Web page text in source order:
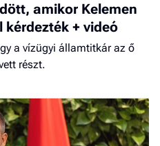
amikor Kelemen
+ videó
a vízügyi államtitkár az ő
részt.